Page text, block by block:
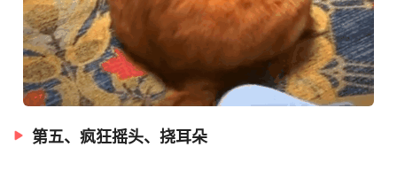
第五、疯狂摇头、挠耳朵